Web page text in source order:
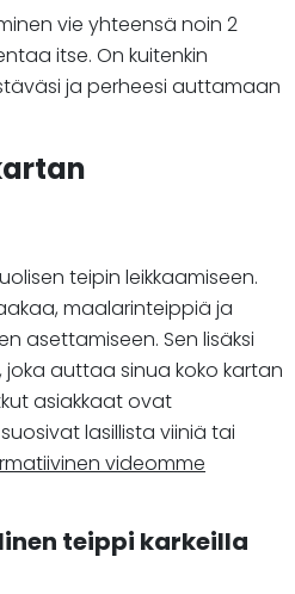
vie yhteensä noin 2
itse. On kuitenkin
ja perheesi auttamaan
teipin leikkaamiseen.
maalarinteippiä ja
asettamiseen. Sen lisäksi
auttaa sinua koko kartan
asiakkaat ovat
lasillista viiniä tai
videomme
teippi karkeilla